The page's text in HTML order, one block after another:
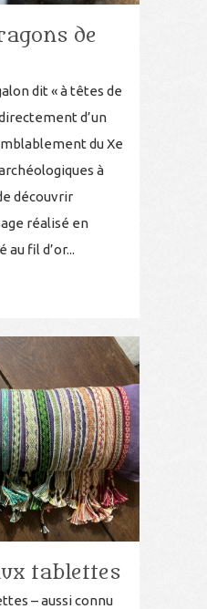
de
dit « à têtes de
d’un
du Xe
à
découvrir
réalisé en
au fil d’or...
tablettes
– aussi connu